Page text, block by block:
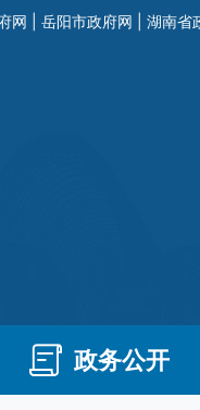
网 岳阳市政府网 湖南省
政务公开